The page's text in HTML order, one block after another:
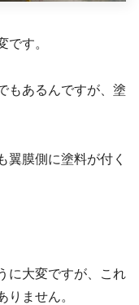
です。
もあるんですが、塗
翼膜側に塗料が付く
に大変ですが、これ
りません。